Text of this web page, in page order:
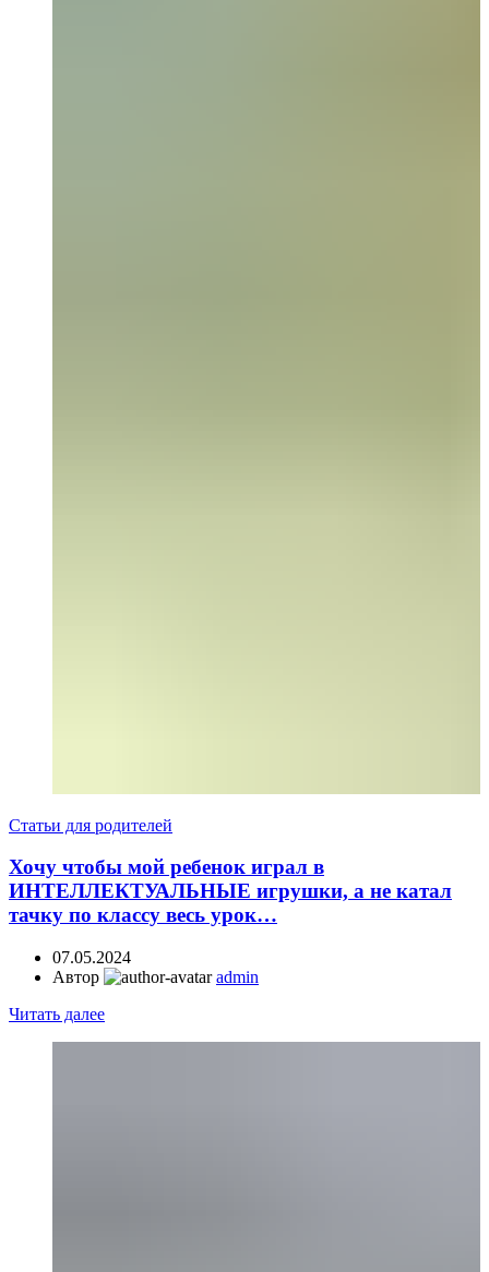
Статьи для родителей
Хочу чтобы мой ребенок играл в
ИНТЕЛЛЕКТУАЛЬНЫЕ игрушки, а не катал
тачку по классу весь урок…
07.05.2024
Автор
admin
Читать далее